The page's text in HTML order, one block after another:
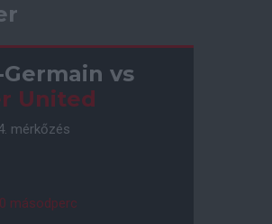
vs
United
mérkőzés
másodperc